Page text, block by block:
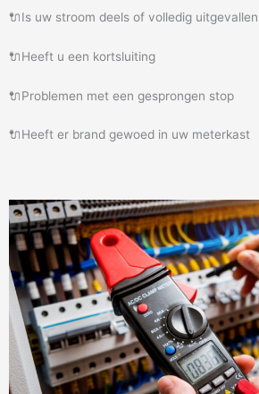
🔌Is uw stroom deels of volledig uitgevallen
🔌Heeft u een kortsluiting
🔌Problemen met een gesprongen stop
🔌Heeft er brand gewoed in uw meterkast